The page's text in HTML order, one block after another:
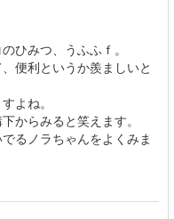
ひみつ、うふふｆ。
便利というか羨ましいと
よね。
からみると笑えます。
るノラちゃんをよくみま